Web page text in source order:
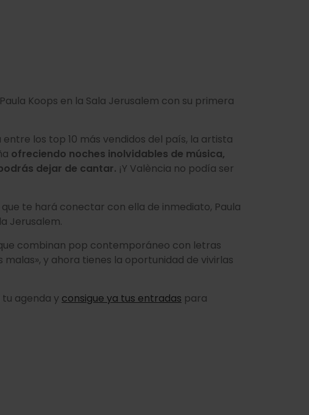
Koops en la Sala Jerusalem con su primera
los top 10 más vendidos del país, la artista
ofreciendo noches inolvidables de música,
dejar de cantar. ¡Y València no podía ser
te hará conectar con ella de inmediato, Paula
Jerusalem.
combinan pop contemporáneo con letras
malas», y ahora tienes la oportunidad de vivirlas
agenda y consigue ya tus entradas para